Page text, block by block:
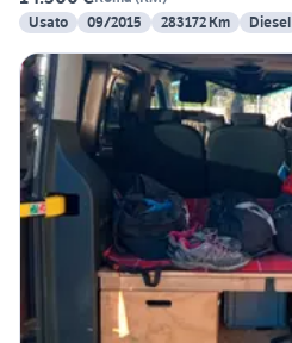
Usato
09/2015 283172 Km Diesel